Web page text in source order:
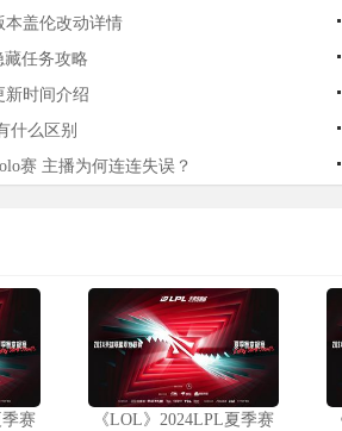
本盖伦改动详情
藏任务攻略
新时间介绍
什么区别
赛 主播为何连连失误？
季赛 《LOL》2024LPL夏季赛